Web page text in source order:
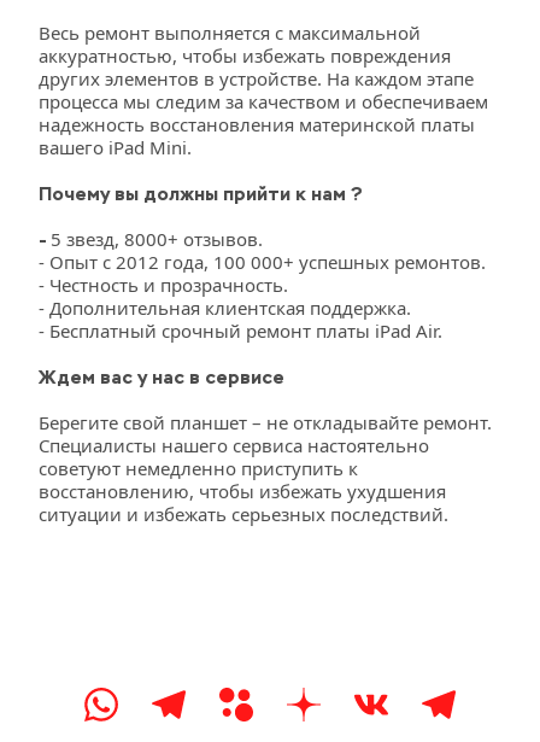
Весь ремонт выполняется с максимальной
аккуратностью, чтобы избежать повреждения
других элементов в устройстве. На каждом этапе
процесса мы следим за качеством и обеспечиваем
надежность восстановления материнской платы
вашего iPad Mini.
Почему вы должны прийти к нам ?
- 5 звезд, 8000+ отзывов.
- Опыт с 2012 года, 100 000+ успешных ремонтов.
- Честность и прозрачность.
- Дополнительная клиентская поддержка.
- Бесплатный срочный ремонт платы iPad Air.
Ждем вас у нас в сервисе
Берегите свой планшет – не откладывайте ремонт.
Специалисты нашего сервиса настоятельно
советуют немедленно приступить к
восстановлению, чтобы избежать ухудшения
ситуации и избежать серьезных последствий.